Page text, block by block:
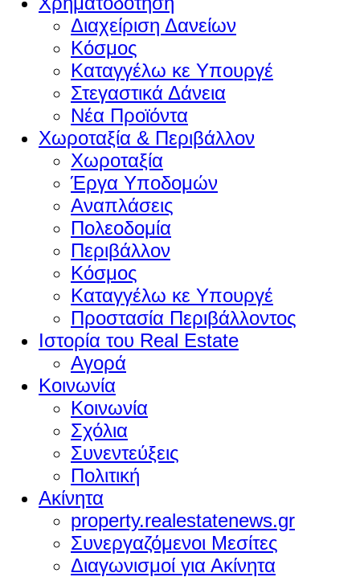
Διαχείριση Δανείων
Κόσμος
Καταγγέλω κε Υπουργέ
Στεγαστικά Δάνεια
Νέα Προϊόντα
Χωροταξία & Περιβάλλον
Χωροταξία
Έργα Υποδομών
Αναπλάσεις
Πολεοδομία
Περιβάλλον
Κόσμος
Καταγγέλω κε Υπουργέ
Προστασία Περιβάλλοντος
Ιστορία του Real Estate
Αγορά
Κοινωνία
Κοινωνία
Σχόλια
Συνεντεύξεις
Πολιτική
Ακίνητα
property.realestatenews.gr
Συνεργαζόμενοι Μεσίτες
Διαγωνισμοί για Ακίνητα